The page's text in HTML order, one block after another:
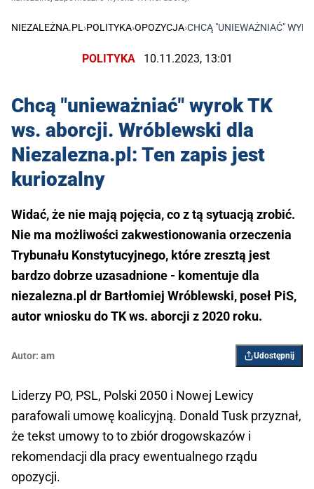
NIEZALEŻNA.PL ›POLITYKA›OPOZYCJA›CHCĄ "UNIEWAŻNIAĆ"
POLITYKA 10.11.2023, 13:01
Chcą "unieważniać" wyrok TK
ws. aborcji. Wróblewski dla
Niezalezna.pl: Ten zapis jest
kuriozalny
Widać, że nie mają pojęcia, co z tą sytuacją zrobić.
Nie ma możliwości zakwestionowania orzeczenia
Trybunału Konstytucyjnego, które zresztą jest
bardzo dobrze uzasadnione - komentuje dla
niezalezna.pl dr Bartłomiej Wróblewski, poseł PiS,
autor wniosku do TK ws. aborcji z 2020 roku.
Autor: am Udostępnij
Liderzy PO, PSL, Polski 2050 i Nowej Lewicy
parafowali umowę koalicyjną. Donald Tusk przyznał,
że tekst umowy to to zbiór drogowskazów i
rekomendacji dla pracy ewentualnego rządu
opozycji.